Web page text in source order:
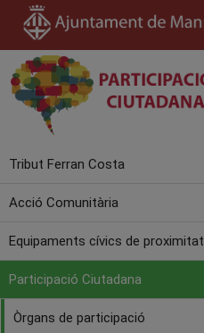
Tribut Ferran Costa
Acció Comunitària
Equipaments cívics de proximitat
Participació Ciutadana
Òrgans de participació